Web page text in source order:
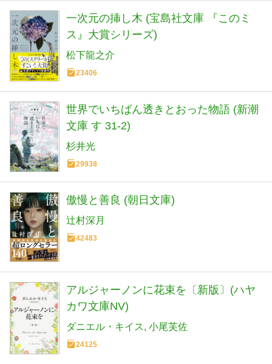
一次元の挿し木 (宝島社文庫 『このミ
ス』大賞シリーズ)
松下龍之介
23406
世界でいちばん透きとおった物語 (新潮
文庫 す 31-2)
杉井光
29938
傲慢と善良 (朝日文庫)
辻村深月
42483
アルジャーノンに花束を〔新版〕(ハヤ
カワ文庫NV)
ダニエル・キイス 小尾芙佐
24125